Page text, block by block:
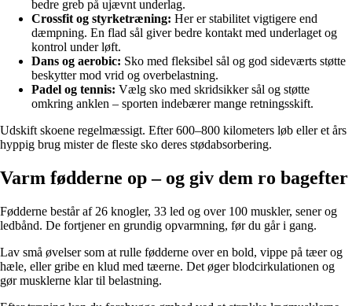
bedre greb på ujævnt underlag.
Crossfit og styrketræning: Her er stabilitet vigtigere end
dæmpning. En flad sål giver bedre kontakt med underlaget og
kontrol under løft.
Dans og aerobic: Sko med fleksibel sål og god sideværts støtte
beskytter mod vrid og overbelastning.
Padel og tennis: Vælg sko med skridsikker sål og støtte
omkring anklen – sporten indebærer mange retningsskift.
Udskift skoene regelmæssigt. Efter 600–800 kilometers løb eller et års
hyppig brug mister de fleste sko deres stødabsorbering.
Varm fødderne op – og giv dem ro bagefter
Fødderne består af 26 knogler, 33 led og over 100 muskler, sener og
ledbånd. De fortjener en grundig opvarmning, før du går i gang.
Lav små øvelser som at rulle fødderne over en bold, vippe på tæer og
hæle, eller gribe en klud med tæerne. Det øger blodcirkulationen og
gør musklerne klar til belastning.